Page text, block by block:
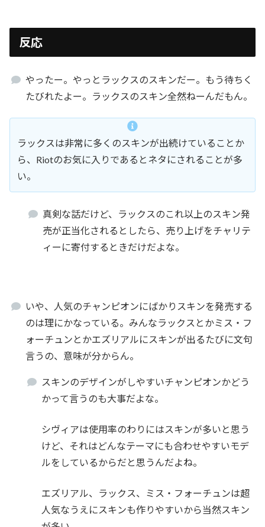
反応
やったー。やっとラックスのスキンだー。もう待ちく
たびれたよー。ラックスのスキン全然ねーんだもん。
ラックスは非常に多くのスキンが出続けていることか
ら、Riotのお気に入りであるとネタにされることが多
い。
真剣な話だけど、ラックスのこれ以上のスキン発
売が正当化されるとしたら、売り上げをチャリテ
ィーに寄付するときだけだよな。
いや、人気のチャンピオンにばかりスキンを発売する
のは理にかなっている。みんなラックスとかミス・フ
ォーチュンとかエズリアルにスキンが出るたびに文句
言うの、意味が分からん。
スキンのデザインがしやすいチャンピオンかどう
かって言うのも大事だよな。
シヴィアは使用率のわりにはスキンが多いと思う
けど、それはどんなテーマにも合わせやすいモデ
ルをしているからだと思うんだよね。
エズリアル、ラックス、ミス・フォーチュンは超
人気なうえにスキンも作りやすいから当然スキン